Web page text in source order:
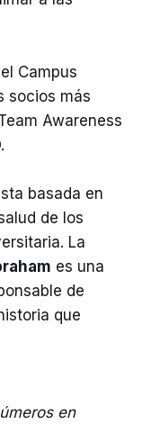
Campus
socios más
Awareness
basada en
de los
La
es una
de
que
en